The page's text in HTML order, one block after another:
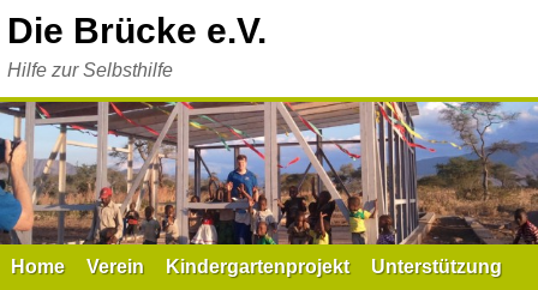
Inhalt
Die Brücke e.V.
Hilfe zur Selbsthilfe
Home Verein Kindergartenprojekt Unterstützung